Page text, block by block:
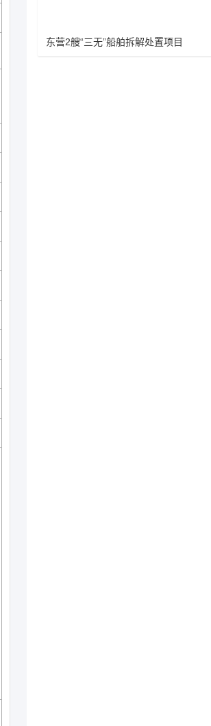
东营2艘“三无”船舶拆解处置项目